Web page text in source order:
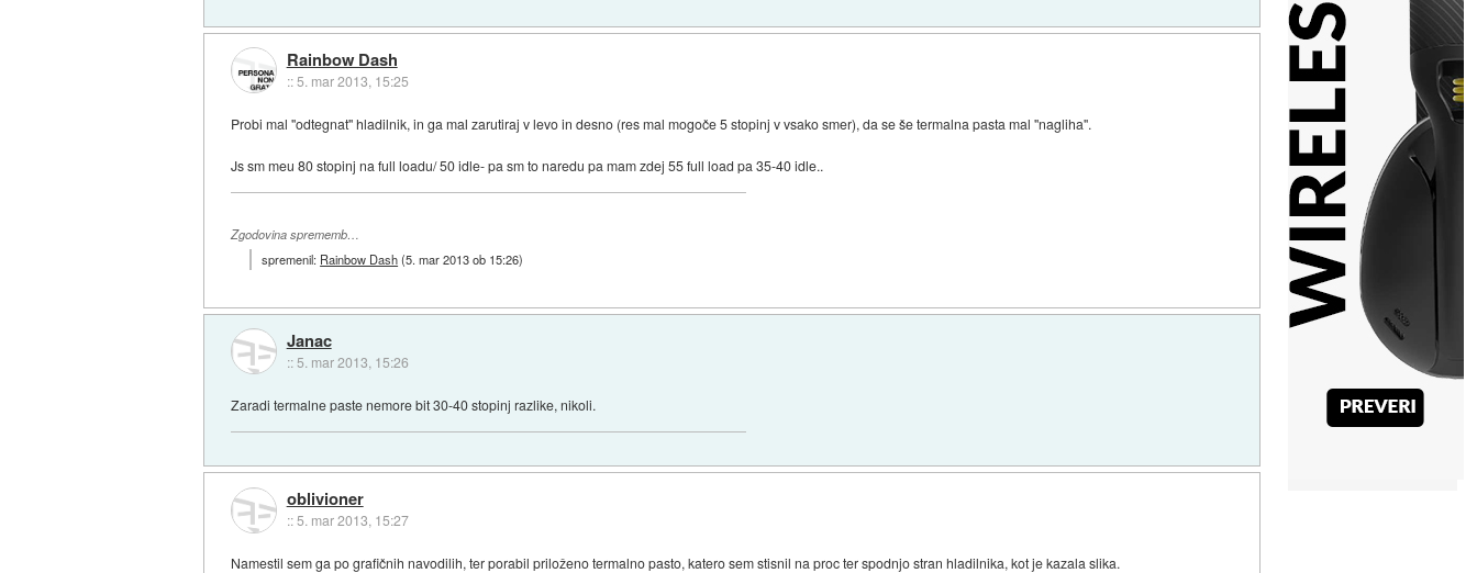
Rainbow Dash
::5. mar 2013, 15:25
Probi mal ''odtegnat'' hladilnik, in ga mal zarutiraj v levo in desno (res mal mogoče 5 stopinj v vsako smer), da se še termalna pasta mal ''nagliha''.
Js sm meu 80 stopinj na full loadu/ 50 idle- pa sm to naredu pa mam zdej 55 full load pa 35-40 idle..
Zgodovina sprememb…
spremenil: Rainbow Dash(5. mar 2013 ob 15:26)
Janac
:: 5. mar 2013, 15:26
Zaradi termalne paste nemore bit 30-40 stopinj razlike, nikoli.
oblivioner
::5. mar 2013, 15:27
Namestil sem ga po grafičnih navodilih, ter porabil priloženo termalno pasto, katero sem stisnil na proc ter spodnjo stran hladilnika, kot je kazala slika.